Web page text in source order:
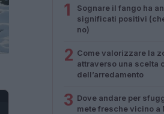
1
Sognare il fango ha
significati positivi
no)
2 Come valorizzare la
attraverso una scelta
dell’arredamento
3 Dove andare per
mete fresche vicino a